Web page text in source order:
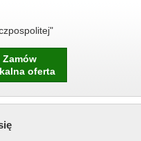
Zamów
oferta